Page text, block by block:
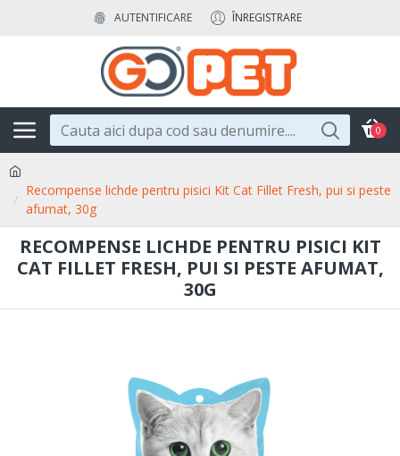
AUTENTIFICARE ÎNREGISTRARE
0
Recompense lichde pentru pisici Kit Cat Fillet Fresh, pui si peste
afumat, 30g
RECOMPENSE LICHDE PENTRU PISICI KIT
CAT FILLET FRESH, PUI SI PESTE AFUMAT,
30G